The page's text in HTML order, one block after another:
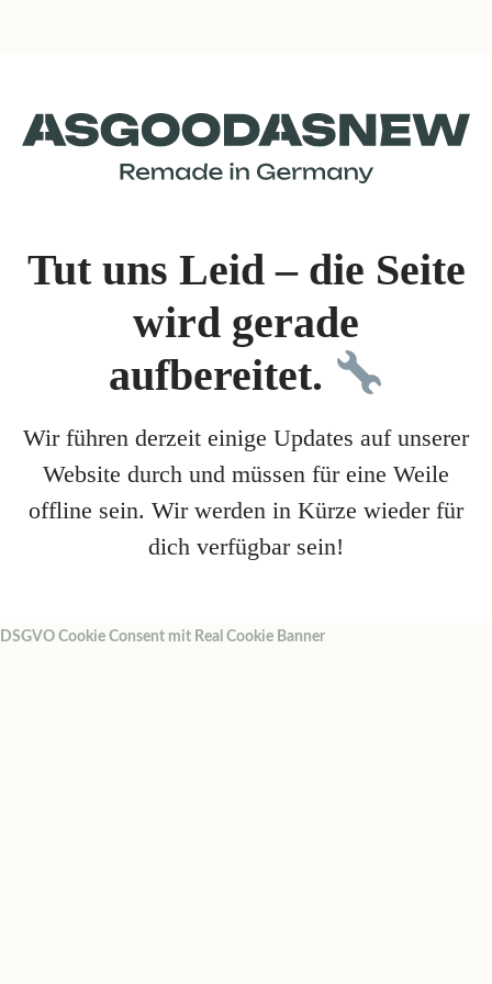
Tut uns Leid – die Seite
wird gerade
aufbereitet.
Wir führen derzeit einige Updates auf unserer
Website durch und müssen für eine Weile
offline sein. Wir werden in Kürze wieder für
dich verfügbar sein!
DSGVO Cookie Consent mit Real Cookie Banner